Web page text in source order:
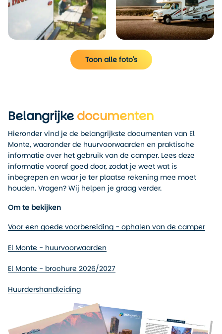
Toon alle foto's
Belangrijkedocumenten
Hieronder vind je de belangrijkste documenten van El
Monte, waaronder de huurvoorwaarden en praktische
informatie over het gebruik van de camper. Lees deze
informatie vooraf goed door, zodat je weet wat is
inbegrepen en waar je ter plaatse rekening mee moet
houden. Vragen? Wij helpen je graag verder.
Om te bekijken
Voor een goede voorbereiding - ophalen van de camper
El Monte - huurvoorwaarden
El Monte - brochure 2026/2027
Huurdershandleiding